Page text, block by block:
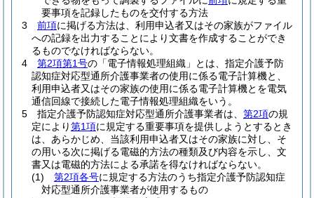
要事項を記録したものを交付する方法
3
前項に掲げる方法は、利用申込者又はその家族がファイル
への記録を出力することにより文書を作成することができ
るものでなければならない。
4
第2項第1号の「電子情報処理組織」とは、指定介護予防
認知症対応型通所介護事業者の使用に係る電子計算機と、
利用申込者又はその家族の使用に係る電子計算機とを電気
通信回線で接続した電子情報処理組織をいう。
5
指定介護予防認知症対応型通所介護事業者は、 第2項の規
定により第1項に規定する重要事項を提供しようとするとき
は、あらかじめ、当該利用申込者又はその家族に対し、そ
の用いる次に掲げる電磁的方法の種類及び内容を示し、文
書又は電磁的方法による承諾を得なければならない。
(1)
第2項各号に規定する方法のうち指定介護予防認知症
対応型通所介護事業者が使用するもの